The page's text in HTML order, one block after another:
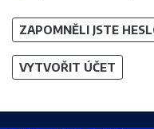
ZAPOMNĚLI JSTE
VYTVOŘIT ÚČET